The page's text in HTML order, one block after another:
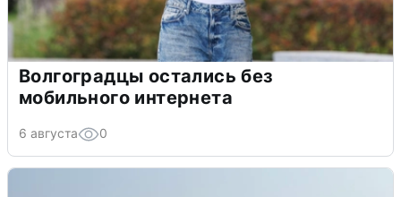
Волгоградцы остались без
мобильного интернета
6 августа 0